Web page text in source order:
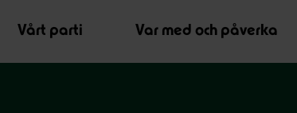
Vårt parti Var med och påverka